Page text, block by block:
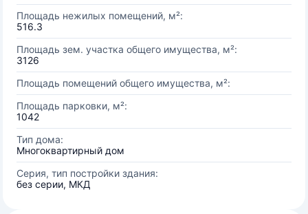
Площадь нежилых помещений, м²:
516.3
Площадь зем. участка общего имущества, м²:
3126
Площадь помещений общего имущества, м²:
Площадь парковки, м²:
1042
Тип дома:
Многоквартирный дом
Серия, тип постройки здания:
без серии, МКД